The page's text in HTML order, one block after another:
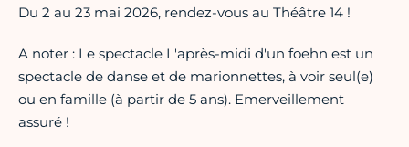
Du 2 au 23 mai 2026, rendez-vous au Théâtre 14 !
A noter : Le spectacle L'après-midi d'un foehn est un
spectacle de danse et de marionnettes, à voir seul(e)
ou en famille (à partir de 5 ans). Emerveillement
assuré !